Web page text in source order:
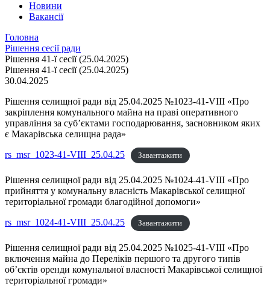
Новини
Вакансії
Головна
Рішення сесії ради
Рішення 41-ї сесії (25.04.2025)
Рішення 41-ї сесії (25.04.2025)
30.04.2025
Рішення селищної ради від 25.04.2025 №1023-41-VIII «Про
закріплення комунального майна на праві оперативного
управління за суб’єктами господарювання, засновником яких
є Макарівська селищна рада»
rs_msr_1023-41-VIII_25.04.25
Завантажити
Рішення селищної ради від 25.04.2025 №1024-41-VIII «Про
прийняття у комунальну власність Макарівської селищної
територіальної громади благодійної допомоги»
rs_msr_1024-41-VIII_25.04.25
Завантажити
Рішення селищної ради від 25.04.2025 №1025-41-VIII «Про
включення майна до Переліків першого та другого типів
об’єктів оренди комунальної власності Макарівської селищної
територіальної громади»